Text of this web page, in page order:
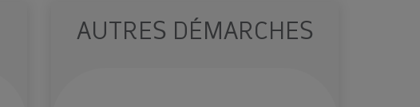
AUTRES DÉMARCHES